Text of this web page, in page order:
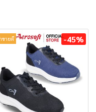
ขายดี -45%